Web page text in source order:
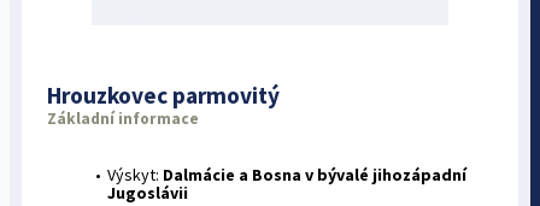
Hrouzkovec parmovitý
Základní informace
Výskyt: Dalmácie a Bosna v bývalé jihozápadní
Jugoslávii